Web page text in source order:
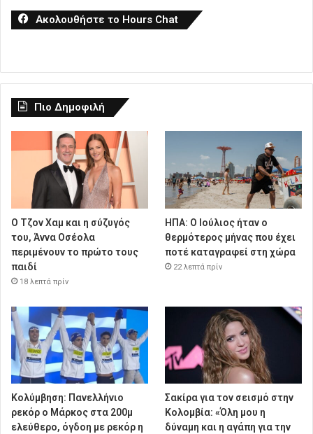
Ακολουθήστε το Hours Chat
Πιο Δημοφιλή
Ο Τζον Χαμ και η σύζυγός
του, Άννα Οσέολα
περιμένουν το πρώτο τους
παιδί
18 λεπτά πρίν
ΗΠΑ: Ο Ιούλιος ήταν ο
θερμότερος μήνας που έχει
ποτέ καταγραφεί στη χώρα
22 λεπτά πρίν
Κολύμβηση: Πανελλήνιο
ρεκόρ ο Μάρκος στα 200μ
ελεύθερο, όγδοη με ρεκόρ η
Σακίρα για τον σεισμό στην
Κολομβία: «Όλη μου η
δύναμη και η αγάπη για την